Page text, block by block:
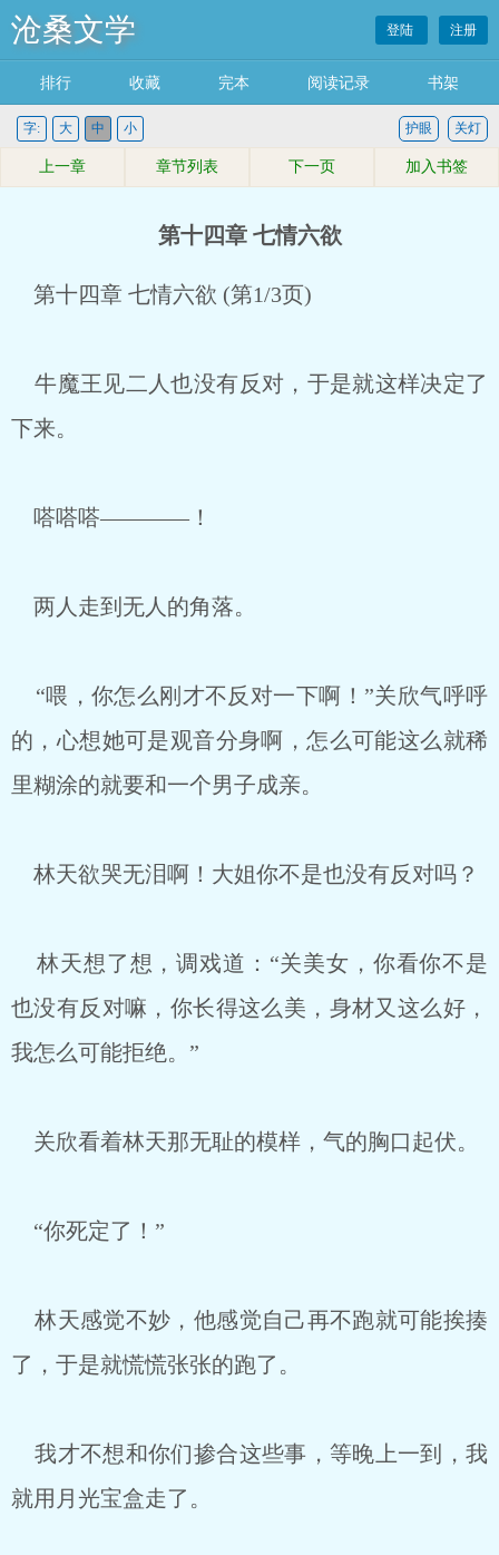
沧桑文学 登陆 注册
排行 收藏 完本 阅读记录 书架
字: 大 中 小 关灯
护眼
上一章 章节列表 下一页 加入书签
第十四章 七情六欲
第十四章 七情六欲 (第1/3页)
牛魔王见二人也没有反对，于是就这样决定了
下来。
嗒嗒嗒————！
两人走到无人的角落。
“喂，你怎么刚才不反对一下啊！”关欣气呼呼
的，心想她可是观音分身啊，怎么可能这么就稀
里糊涂的就要和一个男子成亲。
林天欲哭无泪啊！大姐你不是也没有反对吗？
林天想了想，调戏道：“关美女，你看你不是
也没有反对嘛，你长得这么美，身材又这么好，
我怎么可能拒绝。”
关欣看着林天那无耻的模样，气的胸口起伏。
“你死定了！”
林天感觉不妙，他感觉自己再不跑就可能挨揍
了，于是就慌慌张张的跑了。
我才不想和你们掺合这些事，等晚上一到，我
就用月光宝盒走了。